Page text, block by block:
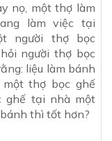
nọ, một thợ làm
làm việc tại
người thợ bọc
người thợ bọc
liệu làm bánh
thợ bọc ghế
ghế tại nhà một
thì tốt hơn?